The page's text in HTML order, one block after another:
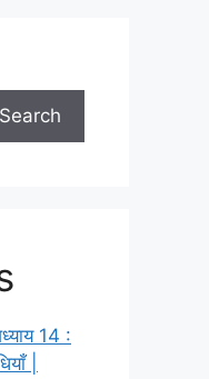
Search
14 :
|